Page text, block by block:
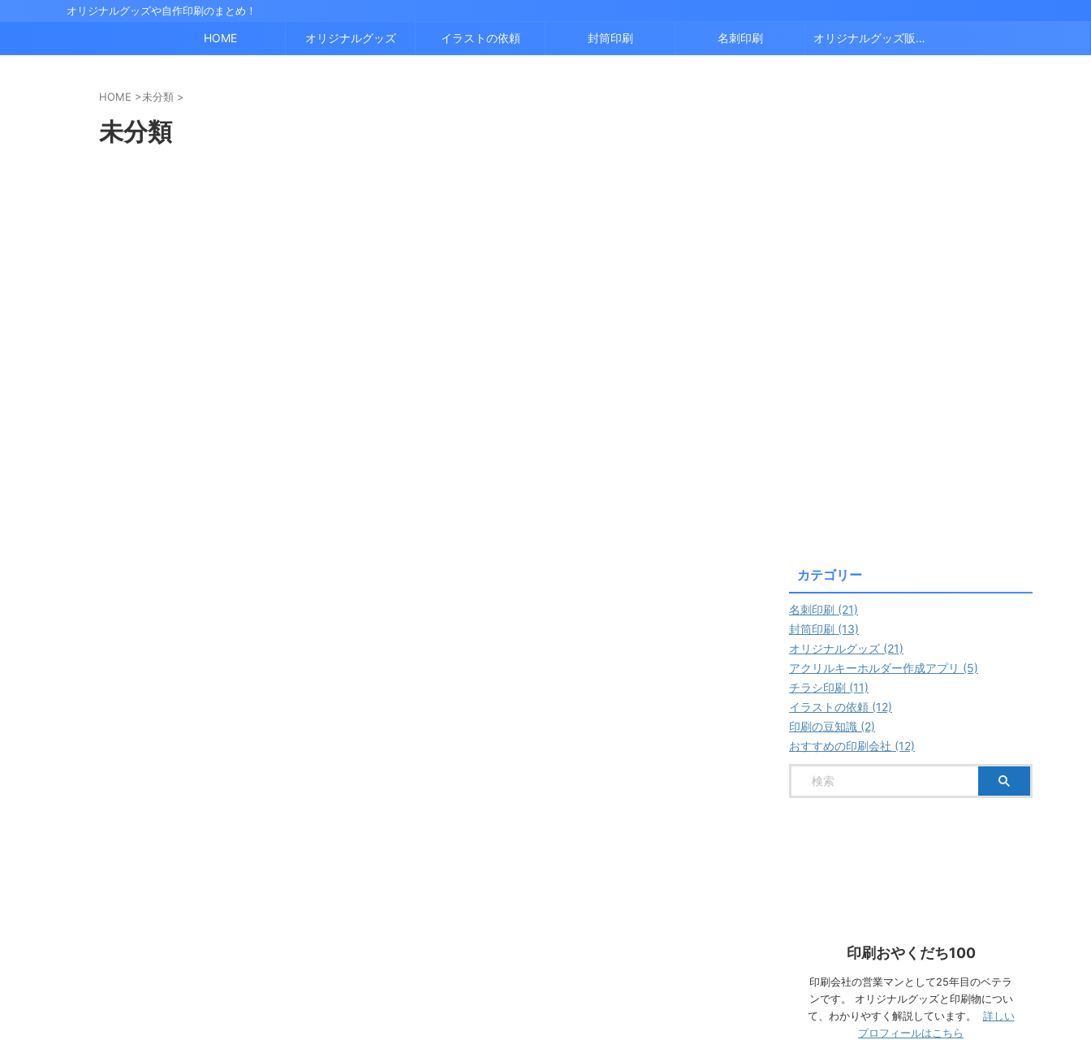
オリジナルグッズや自作印刷のまとめ！
HOME オリジナルグッズ イラストの依頼 封筒印刷 名刺印刷 オリジナルグッズ販売中
HOME >未分類 >
未分類
カテゴリー
名刺印刷 (21)
封筒印刷 (13)
オリジナルグッズ (21)
アクリルキーホルダー作成アプリ (5)
チラシ印刷 (11)
イラストの依頼 (12)
印刷の豆知識 (2)
おすすめの印刷会社 (12)
印刷おやくだち100
印刷会社の営業マンとして25年目のベテラ
ンです。 オリジナルグッズと印刷物につい
て、わかりやすく解説しています。 詳しい
プロフィールはこちら